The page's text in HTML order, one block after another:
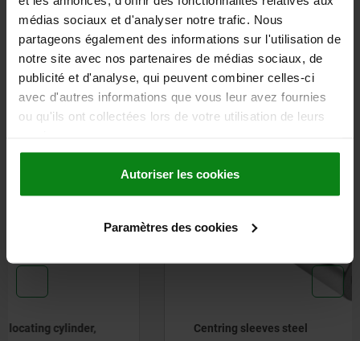
médias sociaux et d'analyser notre trafic. Nous
partageons également des informations sur l'utilisation de
notre site avec nos partenaires de médias sociaux, de
publicité et d'analyse, qui peuvent combiner celles-ci
avec d'autres informations que vous leur avez fournies
ou qu'ils ont collectées lors de votre utilisation de leurs
Autoriser les cookies
Paramètres des cookies
CAD
DOWNLOADS
Other customers also bought
03152-20
Centring sleeves steel